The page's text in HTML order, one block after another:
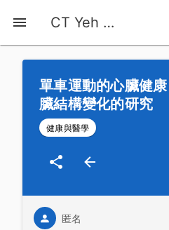
CT Yeh 公路車基地
首頁 運動知識
單車運動的心臟健
臟結構變化的研究
健康與醫學
匿名